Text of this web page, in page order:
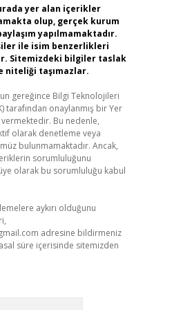
yer alan içerikler
olup, gerçek kurum
yapılmamaktadır.
ile isim benzerlikleri
Sitemizdeki bilgiler taslak
niteliği taşımazlar.
gereğince Bilgi Teknolojileri
tarafından onaylanmış bir Yer
vermektedir. Bu nedenle,
olarak denetleme veya
bulunmamaktadır. Ancak,
sorumluluğunu
olarak bu sorumluluğu kabul
aykırı olduğunu
adresine bildirmeniz
süre içerisinde sitemizden